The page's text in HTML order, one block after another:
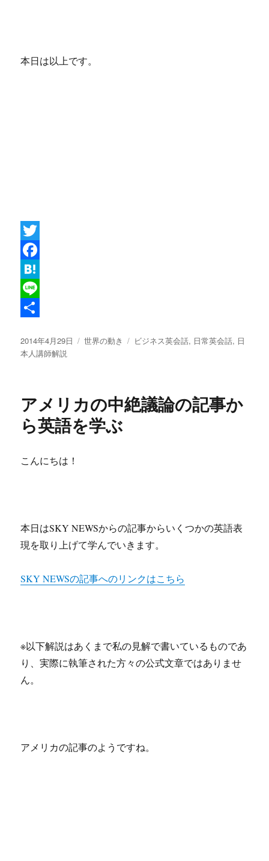
本日は以上です。
T
w
i
e
F
a
c
b
k
H
a
e
L
n
有
投
稿
2014年4月29日
カ
世界の動き
タ
ビジネス英会話, 日常英会話, 日
本人講師解説
アメリカの中絶議論の記事か
ら英語を学ぶ
こんにちは！
本日はSKY NEWSからの記事からいくつかの英語表
現を取り上げて学んでいきます。
SKY NEWSの記事へのリンクはこちら
※以下解説はあくまで私の見解で書いているものであ
り、実際に執筆された方々の公式文章ではありませ
ん。
アメリカの記事のようですね。